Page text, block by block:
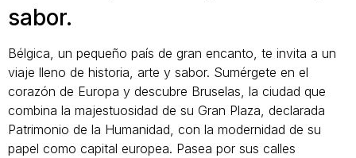
sabor.
Bélgica, un pequeño país de gran encanto, te invita a un
viaje lleno de historia, arte y sabor. Sumérgete en el
corazón de Europa y descubre Bruselas, la ciudad que
combina la majestuosidad de su Gran Plaza, declarada
Patrimonio de la Humanidad, con la modernidad de su
papel como capital europea. Pasea por sus calles